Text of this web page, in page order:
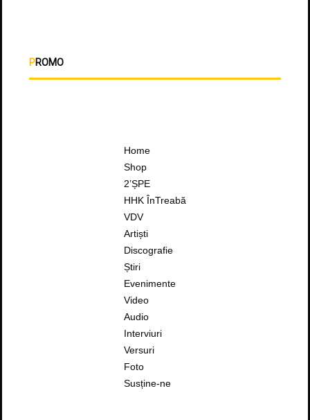
PROMO
Home
Shop
2’ȘPE
HHK ÎnTreabă
VDV
Artiști
Discografie
Știri
Evenimente
Video
Audio
Interviuri
Versuri
Foto
Susține-ne